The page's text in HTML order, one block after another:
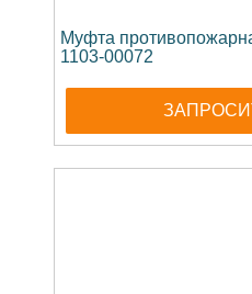
Муфта
1103-00072